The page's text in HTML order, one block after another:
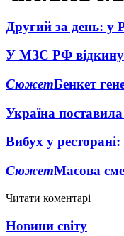
Другий за день: у
У МЗС РФ
СюжетБенкет
Україна
Вибух у
СюжетМасова
Читати коментарі
Новини світу